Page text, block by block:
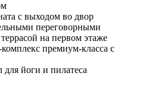
с выходом во двор
переговорными
на первом этаже
премиум-класса с
для йоги и пилатеса